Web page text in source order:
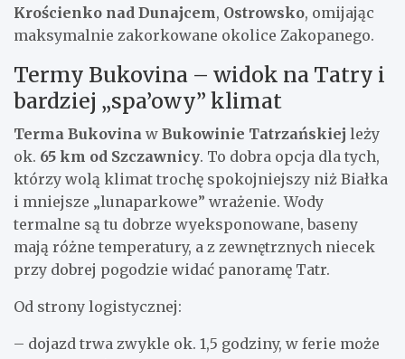
Krościenko nad Dunajcem, Ostrowsko, omijając
maksymalnie zakorkowane okolice Zakopanego.
Termy Bukovina – widok na Tatry i
bardziej „spa’owy” klimat
Terma Bukovina w Bukowinie Tatrzańskiej leży
ok. 65 km od Szczawnicy. To dobra opcja dla tych,
którzy wolą klimat trochę spokojniejszy niż Białka
i mniejsze „lunaparkowe” wrażenie. Wody
termalne są tu dobrze wyeksponowane, baseny
mają różne temperatury, a z zewnętrznych niecek
przy dobrej pogodzie widać panoramę Tatr.
Od strony logistycznej:
– dojazd trwa zwykle ok. 1,5 godziny, w ferie może